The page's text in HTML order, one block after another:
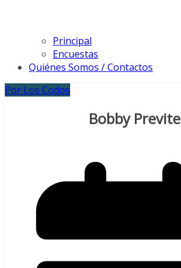
Principal
Encuestas
Quiénes Somos / Contactos
Por Los Codos
Bobby Previte